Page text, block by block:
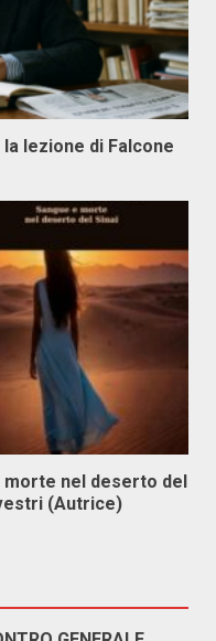
lezione di Falcone
morte nel deserto del
(Autrice)